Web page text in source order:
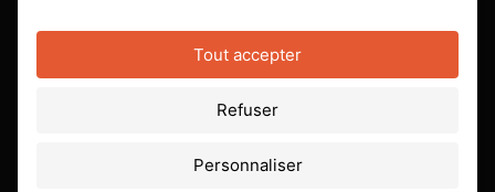
Tout accepter
Refuser
Personnaliser
Hémaphore
Conditions générales d’utilisation-